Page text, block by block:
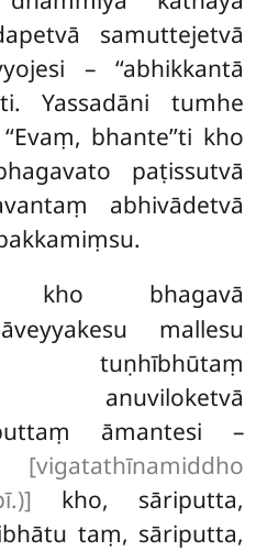
samuttejetvā
– ‘‘abhikkantā
Yassadāni tumhe
bhante’’ti kho
paṭissutvā
abhivādetvā
bhagavā
mallesu
tuṇhībhūtaṃ
anuviloketvā
āmantesi –
[vigatathīnamiddho
kho, sāriputta,
taṃ, sāriputta,